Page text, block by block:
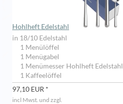
Hohlheft Edelstahl
in 18/10 Edelstahl
1 Menülöffel
1 Menügabel
1 Menümesser Hohlheft Edelstahl
1 Kaffeelöffel
97,10 EUR *
incl Mwst. und zzgl.